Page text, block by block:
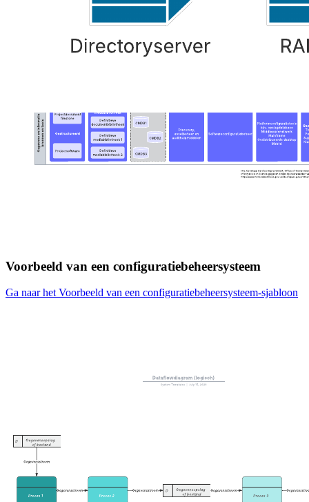
Voorbeeld van een configuratiebeheersysteem
Ga naar het Voorbeeld van een configuratiebeheersysteem-sjabloon